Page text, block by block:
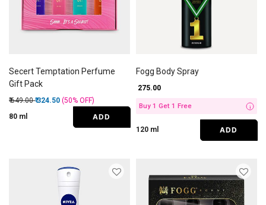
Secert Temptation Perfume
Gift Pack
Price reduced from
₹ 649.00to
₹ 324.50 (50% OFF)
80 ml
ADD
Fogg Body Spray
₹ 275.00
Buy 1 Get 1 Free i
120 ml ADD